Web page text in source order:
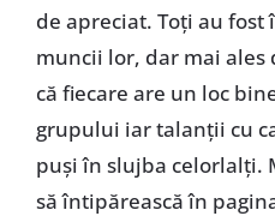
de apreciat. Toţi au
muncii lor, dar mai ales
că fiecare are un loc
grupului iar talanţii cu
puşi în slujba celorlalţi.
să întipărească în